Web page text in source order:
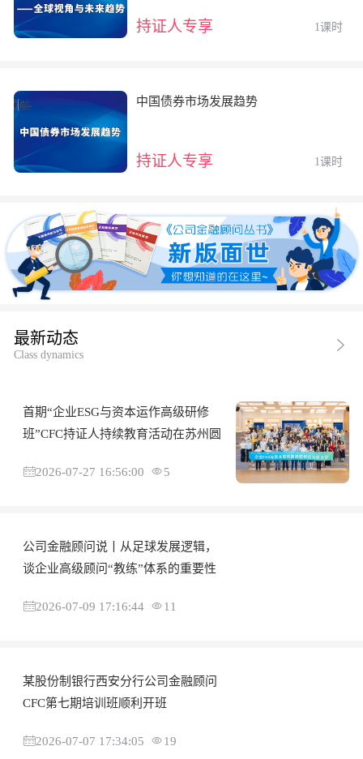
持证人专享 1课时
中国债券市场发展趋势
持证人专享 1课时
最新动态
Class dynamics
首期“企业ESG与资本运作高级研修
班”CFC持证人持续教育活动在苏州圆
2026-07-27 16:56:00 5
公司金融顾问说丨从足球发展逻辑，
谈企业高级顾问“教练”体系的重要性
2026-07-09 17:16:44 11
某股份制银行西安分行公司金融顾问
CFC第七期培训班顺利开班
2026-07-07 17:34:05 19